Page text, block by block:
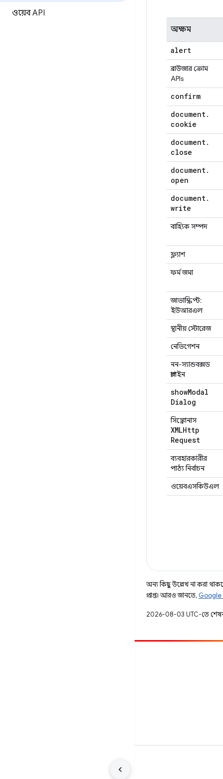
ওয়েব API
অক্ষম
alert
ব্রাউজার ক্রোম
APIs
confirm
document.
cookie
document.
close
document.
open
document.
write
বাহ্যিক সম্পদ
ফ্ল্যাশ
ফর্ম জমা
জাভাস্ক্রিপ্ট:
ইউআরএল
স্থানীয় স্টোরেজ
নেভিগেশন
নন-স্যান্ডবক্সড
প্লাগইন
showModal
Dialog
সিঙ্ক্রোনাস
XMLHttp
Request
ব্যবহারকারীর
পাঠ্য নির্বাচন
ওয়েবএসকিউএল
অন্য কিছু উল্লেখ না করা
প্রাপ্ত। আরও জানতে, Google
2026-08-03 UTC-তে
Manage cookies